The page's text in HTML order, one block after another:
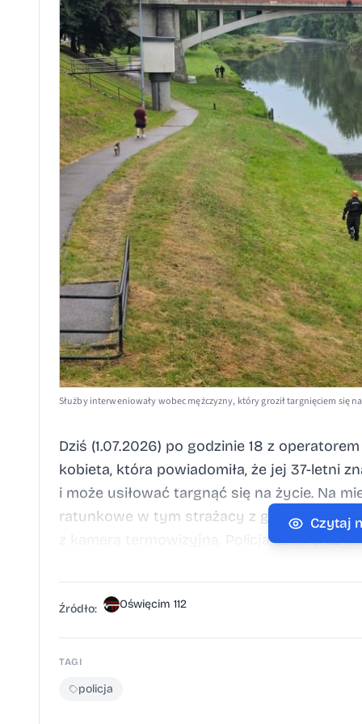
Służby interweniowały wobec mężczyzny, który groził targnięciem się na
Dziś (1.07.2026) po godzinie 18 z
kobieta, która powiadomiła, że jej 37-letni
i może usiłować targnąć się na życie. Na
ratunkowe w tym strażacy z grupy wodno-
z kamerą termowizyjną, Policja, ZRM oraz
znajdowało się ponad 2 promile alkoholu.
tuż przy brzegu. Mężczyzna trafił do
Specjaliści od pomocy w rozwiązywaniu
na terenie każdego powiatu znajduje się
gotowi pomóc w rozwiązaniu trudnych
Czytaj
Źródło: Oświęcim 112
TAGI
policja